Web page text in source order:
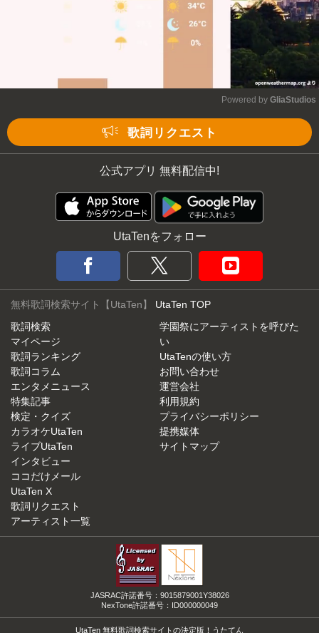
Powered by GliaStudios
歌詞リクエスト
公式アプリ 無料配信中!
UtaTenをフォロー
無料歌詞検索サイト【UtaTen】 UtaTen TOP
歌詞検索
マイページ
歌詞ランキング
歌詞コラム
エンタメニュース
特集記事
検定・クイズ
カラオケUtaTen
ライブUtaTen
インタビュー
ココだけメール
UtaTen X
歌詞リクエスト
アーティスト一覧
学園祭にアーティストを呼びた
い
UtaTenの使い方
お問い合わせ
運営会社
利用規約
プライバシーポリシー
提携媒体
サイトマップ
JASRAC許諾番号：9015879001Y38026
NexTone許諾番号：ID000000049
UtaTen 無料歌詞検索サイトの決定版！うたてん